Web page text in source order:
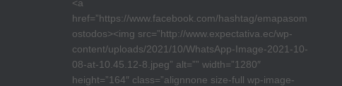
<a
href=”https://www.facebook.com/hashtag/emapasom
ostodos><img src=”http://www.expectativa.ec/wp-
content/uploads/2021/10/WhatsApp-Image-2021-10-
08-at-10.45.12-8.jpeg” alt=”” width=”1280″
height=”164″ class=”alignnone size-full wp-image-